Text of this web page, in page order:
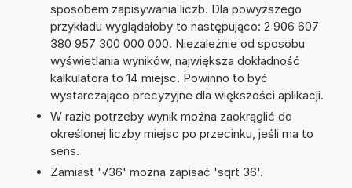
sposobem zapisywania liczb. Dla powyższego
przykładu wyglądałoby to następująco: 2 906 607
380 957 300 000 000. Niezależnie od sposobu
wyświetlania wyników, największa dokładność
kalkulatora to 14 miejsc. Powinno to być
wystarczająco precyzyjne dla większości aplikacji.
W razie potrzeby wynik można zaokrąglić do
określonej liczby miejsc po przecinku, jeśli ma to
sens.
Zamiast '√36' można zapisać 'sqrt 36'.